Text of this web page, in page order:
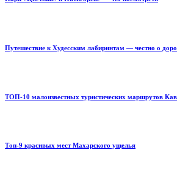
Путешествие к Худесским лабиринтам — честно о
ТОП-10 малоизвестных туристических маршрутов
Топ-9 красивых мест Махарского ущелья